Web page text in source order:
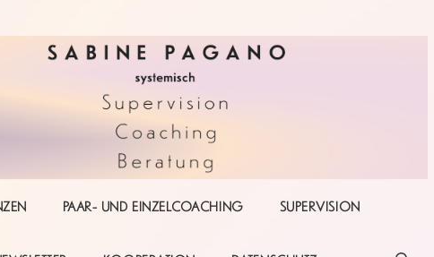
PAAR- UND EINZELCOACHING SUPERVISION